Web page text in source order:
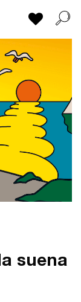
Mi lista
suena